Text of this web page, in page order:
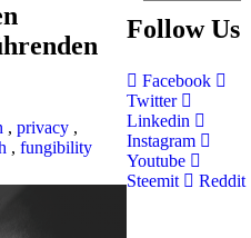
, privacy ,
, fungibility
Follow Us
Facebook
Twitter
Linkedin
Instagram
Youtube
Steemit
Reddit